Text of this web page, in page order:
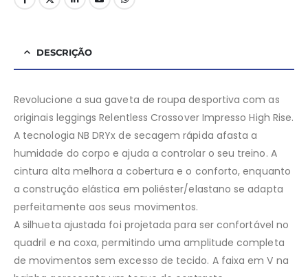
DESCRIÇÃO
Revolucione a sua gaveta de roupa desportiva com as
originais leggings Relentless Crossover Impresso High Rise.
A tecnologia NB DRYx de secagem rápida afasta a
humidade do corpo e ajuda a controlar o seu treino. A
cintura alta melhora a cobertura e o conforto, enquanto
a construção elástica em poliéster/elastano se adapta
perfeitamente aos seus movimentos.
A silhueta ajustada foi projetada para ser confortável no
quadril e na coxa, permitindo uma amplitude completa
de movimentos sem excesso de tecido. A faixa em V na